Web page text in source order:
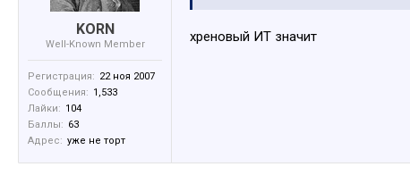
KORN
Well-Known Member
Регистрация: 22 ноя 2007
Сообщения: 1,533
Лайки: 104
Баллы: 63
Адрес: уже не торт
хреновый ИТ значит